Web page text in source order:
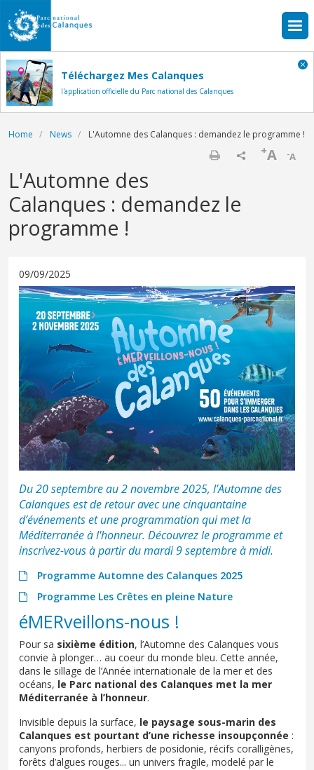
Skip to main content
Téléchargez Mes Calanques
l'application officielle du Parc national des Calanques
Breadcrumb
Home News L'Automne des Calanques : demandez le programme !
-A
+A
L'Automne des
Calanques : demandez le
programme !
09/09/2025
Du 20 septembre au 2 novembre 2025, l’Automne des
Calanques est de retour avec une cinquantaine
d’événements et une programmation qui met la
Méditerranée à l'honneur. Découvrez le programme et
inscrivez-vous à partir du mardi 9 septembre à midi.
Programme Automne des Calanques 2025
Programme Les Crêtes en pleine Nature
éMERveillons-nous !
Pour sa sixième édition, l’Automne des Calanques vous
convie à plonger… au coeur du monde bleu. Cette année,
dans le sillage de l’Année internationale de la mer et des
océans, le Parc national des Calanques met la mer
Méditerranée à l’honneur.
Invisible depuis la surface, le paysage sous-marin des
Calanques est pourtant d’une richesse insoupçonnée :
canyons profonds, herbiers de posidonie, récifs coralligènes,
forêts d’algues rouges... un univers fragile, modelé par le